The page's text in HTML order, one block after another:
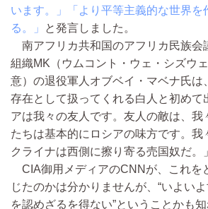
います。」「より平等主義的な世界を
る。」
と発言しました。
南アフリカ共和国のアフリカ民族会
組織MK（ウムコント・ウェ・シズウ
意）の退役軍人オブベイ・マベナ氏は
存在として扱ってくれる白人と初めて
アは我々の友人です。友人の敵は、我
たちは基本的にロシアの味方です。我
クライナは西側に擦り寄る売国奴だ。
CIA御用メディアのCNNが、これを
じたのかは分かりませんが、“いよい
を認めざるを得ない”ということかも知